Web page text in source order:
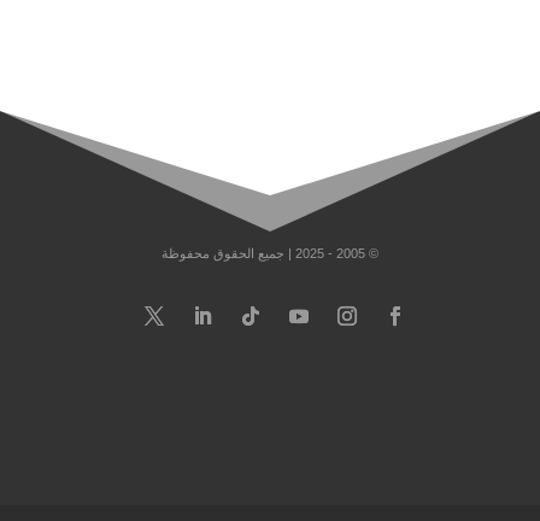
© 2005 - 2025 | جميع الحقوق محفوظة